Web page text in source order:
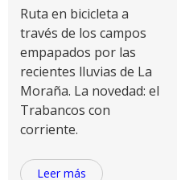
Ruta en bicicleta a
través de los campos
empapados por las
recientes lluvias de La
Moraña. La novedad: el
Trabancos con
corriente.
Leer más